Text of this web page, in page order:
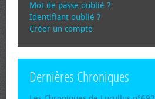
Mot de passe oublié ?
Identifiant oublié ?
Créer un compte
Dernières Chroniques